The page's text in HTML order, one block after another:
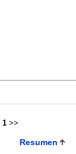
1 >>
Resumen